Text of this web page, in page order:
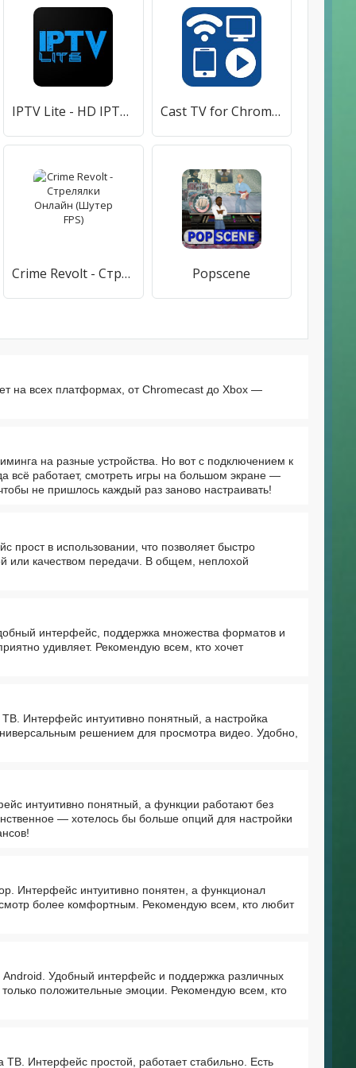
IPTV Lite - HD IPTV Player Cast TV for Chromecast/Roku/Apple TV/Xbox/Fire TV
Crime Revolt - Стрелялки Онлайн (Шутер FPS) Popscene
на всех платформах, от Chromecast до Xbox —
на разные устройства. Но вот с подключением к
всё работает, смотреть игры на большом экране —
не пришлось каждый раз заново настраивать!
прост в использовании, что позволяет быстро
или качеством передачи. В общем, неплохой
интерфейс, поддержка множества форматов и
удивляет. Рекомендую всем, кто хочет
Интерфейс интуитивно понятный, а настройка
решением для просмотра видео. Удобно,
интуитивно понятный, а функции работают без
— хотелось бы больше опций для настройки
Интерфейс интуитивно понятен, а функционал
более комфортным. Рекомендую всем, кто любит
Удобный интерфейс и поддержка различных
положительные эмоции. Рекомендую всем, кто
ТВ. Интерфейс простой, работает стабильно. Есть